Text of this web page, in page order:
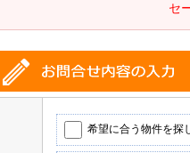
セ
希望に合う物件を探